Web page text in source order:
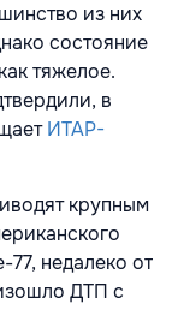
из них
состояние
тяжелое.
в
ИТАР-
крупным
недалеко от
ДТП с